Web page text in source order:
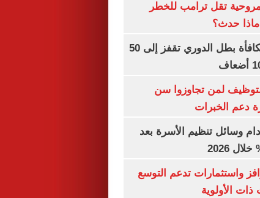
تقل ترامب للخطر
حدث؟
قبل قرعة اليوم.. مكافأة بطل الدوري تقفز إلى 50
لمن تجاوزوا سن
وسائل تنظيم الأسرة بعد
واستثمارات تدعم التوسع
ذات الأولوية